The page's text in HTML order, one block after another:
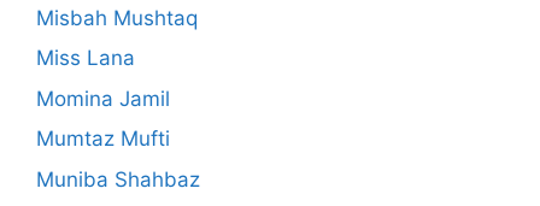
Misbah Mushtaq
Miss Lana
Momina Jamil
Mumtaz Mufti
Muniba Shahbaz